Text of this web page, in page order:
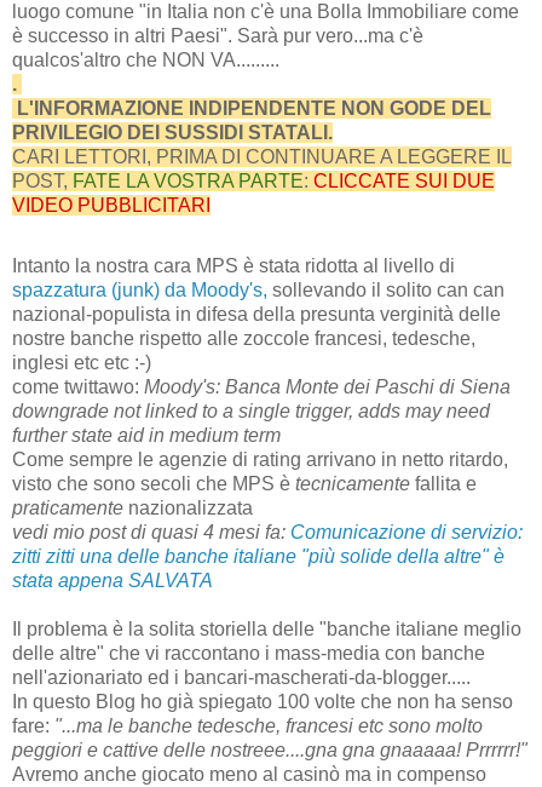
luogo comune "in Italia non c'è una Bolla Immobiliare come
è successo in altri Paesi". Sarà pur vero...ma c'è
qualcos'altro che NON VA.........
.
L'INFORMAZIONE INDIPENDENTE NON GODE DEL
PRIVILEGIO DEI SUSSIDI STATALI.
CARI LETTORI, PRIMA DI CONTINUARE A LEGGERE IL
POST, FATE LA VOSTRA PARTE: CLICCATE SUI DUE
VIDEO PUBBLICITARI
Intanto la nostra cara MPS è stata ridotta al livello di
spazzatura (junk) da Moody's, sollevando il solito can can
nazional-populista in difesa della presunta verginità delle
nostre banche rispetto alle zoccole francesi, tedesche,
inglesi etc etc :-)
come twittawo: Moody's: Banca Monte dei Paschi di Siena
downgrade not linked to a single trigger, adds may need
further state aid in medium term
Come sempre le agenzie di rating arrivano in netto ritardo,
visto che sono secoli che MPS è tecnicamente fallita e
praticamente nazionalizzata
vedi mio post di quasi 4 mesi fa: Comunicazione di servizio:
zitti zitti una delle banche italiane "più solide della altre" è
stata appena SALVATA
Il problema è la solita storiella delle "banche italiane meglio
delle altre" che vi raccontano i mass-media con banche
nell'azionariato ed i bancari-mascherati-da-blogger.....
In questo Blog ho già spiegato 100 volte che non ha senso
fare: "...ma le banche tedesche, francesi etc sono molto
peggiori e cattive delle nostreee....gna gna gnaaaaa! Prrrrrr!"
Avremo anche giocato meno al casinò ma in compenso